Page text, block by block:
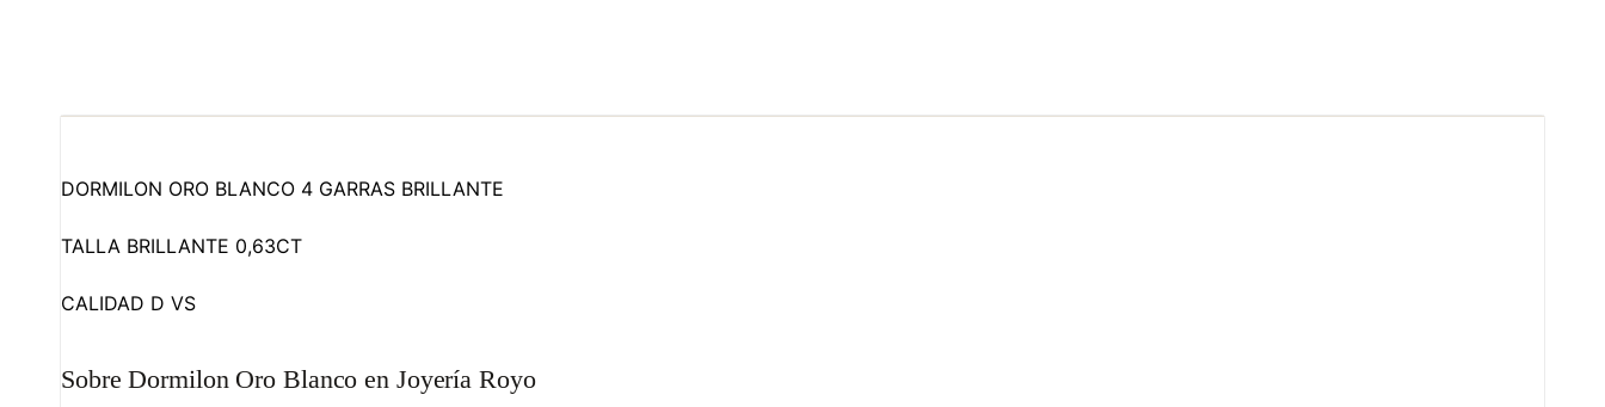
DORMILON ORO BLANCO 4 GARRAS BRILLANTE
TALLA BRILLANTE 0,63CT
CALIDAD D VS
Sobre Dormilon Oro Blanco en Joyería Royo